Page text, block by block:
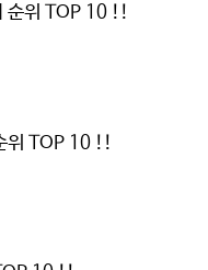
순위 TOP 10 !!
위 TOP 10 !!